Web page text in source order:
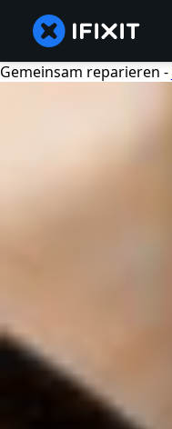
Gemeinsam reparieren -